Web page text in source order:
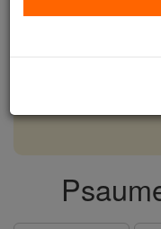
free for all. Be